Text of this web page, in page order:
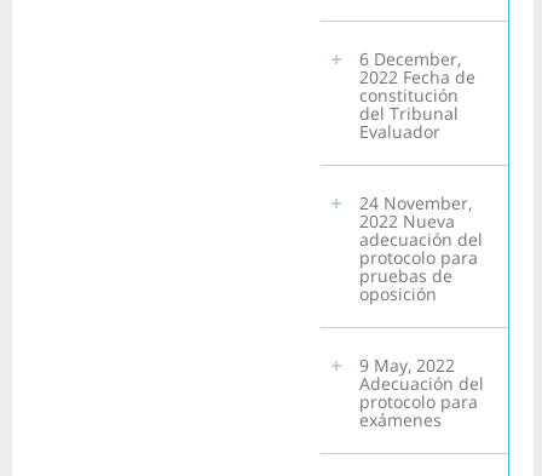
6 December,
2022 Fecha de
constitución
del Tribunal
Evaluador
24 November,
2022 Nueva
adecuación del
protocolo para
pruebas de
oposición
9 May, 2022
Adecuación del
protocolo para
exámenes